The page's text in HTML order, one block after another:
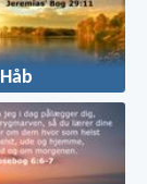
Håb